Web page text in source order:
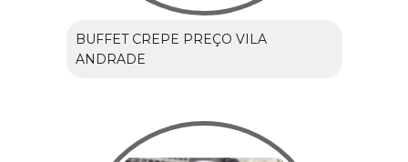
BUFFET CREPE PREÇO VILA
ANDRADE